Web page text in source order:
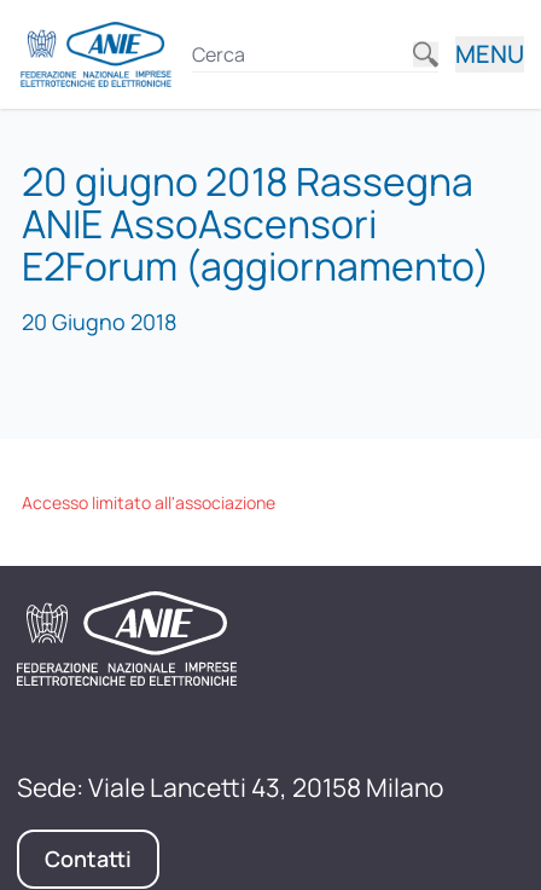
MENU
20 giugno 2018 Rassegna
ANIE AssoAscensori
E2Forum (aggiornamento)
20 Giugno 2018
Accesso limitato all'associazione
Sede: Viale Lancetti 43, 20158 Milano
Contatti